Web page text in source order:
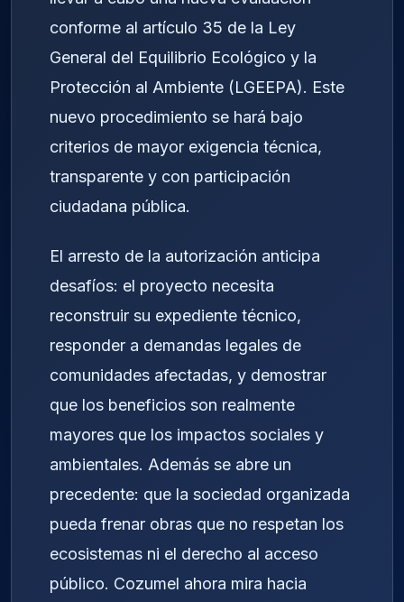
conforme al artículo 35 de la Ley
General del Equilibrio Ecológico y la
Protección al Ambiente (LGEEPA). Este
nuevo procedimiento se hará bajo
criterios de mayor exigencia técnica,
transparente y con participación
ciudadana pública.
El arresto de la autorización anticipa
desafíos: el proyecto necesita
reconstruir su expediente técnico,
responder a demandas legales de
comunidades afectadas, y demostrar
que los beneficios son realmente
mayores que los impactos sociales y
ambientales. Además se abre un
precedente: que la sociedad organizada
pueda frenar obras que no respetan los
ecosistemas ni el derecho al acceso
público. Cozumel ahora mira hacia